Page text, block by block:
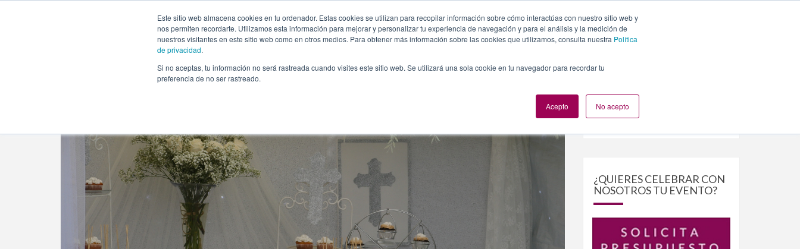
Este sitio web almacena cookies en tu ordenador. Estas cookies se utilizan para recopilar información sobre cómo interactúas con nuestro sitio web y
nos permiten recordarte. Utilizamos esta información para mejorar y personalizar tu experiencia de navegación y para el análisis y la medición de
nuestros visitantes en este sitio web como en otros medios. Para obtener más información sobre las cookies que utilizamos, consulta nuestra Política
de privacidad.
Si no aceptas, tu información no será rastreada cuando visites este sitio web. Se utilizará una sola cookie en tu navegador para recordar tu
preferencia de no ser rastreado.
Acepto No acepto
INICIO QUIÉNES SOMOS TE OFRECEMOS PLANES NUESTROS EVENTOS
Comuniones»Claves para organizar una primera comunión temática
Buscar
¿QUIERES CELEBRAR CON
NOSOTROS TU EVENTO?